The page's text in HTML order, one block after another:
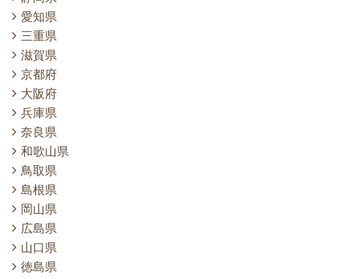
愛知県
三重県
滋賀県
京都府
大阪府
兵庫県
奈良県
和歌山県
鳥取県
島根県
岡山県
広島県
山口県
徳島県